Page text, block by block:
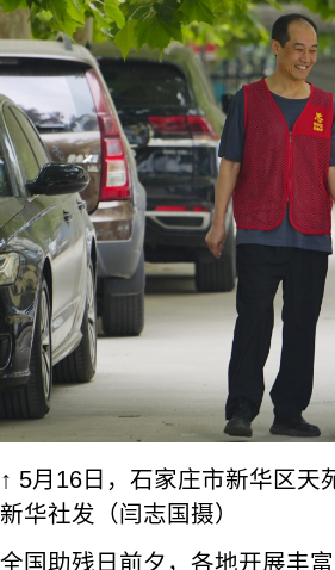
↑ 5月16日，石家庄市新华区天
新华社发（闫志国摄）
全国助残日前夕，各地开展丰